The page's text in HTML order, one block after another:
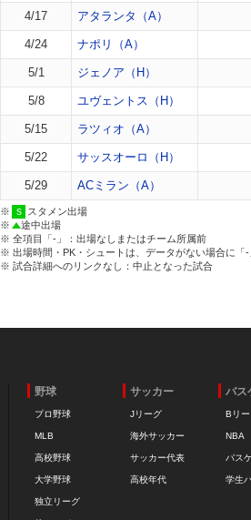
4/17 アタランタ（A）
4/24 ナポリ（A）
5/1 ジェノア（H）
5/8 ユヴェントス（H）
5/15 ラツィオ（A）
5/22 サッスオーロ（H）
5/29 ACミラン（A）
※
スタメン出場
※
途中出場
※ 全項目「-」：出場なしまたはチーム所属前
※ 出場時間・PK・シュートは、データがない場合に「-
※ 試合詳細へのリンクなし：中止となった試合
野球
プロ野球
MLB
高校野球
大学野球
独立リーグ
サッカー
Jリーグ
海外サッカー
サッカー代表
高校年代
バス
Bリ
NBA
バス
学生